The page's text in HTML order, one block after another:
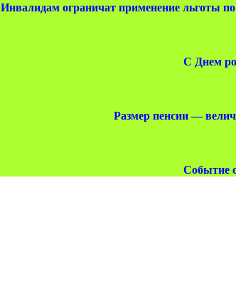
Инвалидам ограничат применение льготы
С Днем
Размер пенсии —
Событие